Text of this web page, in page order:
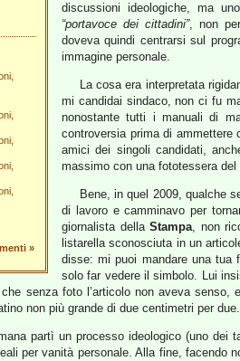
»
discussioni ideologiche, ma
“portavoce dei cittadini”, non
doveva quindi centrarsi sul
immagine personale.
La cosa era interpretata
mi candidai sindaco, non ci fu
nonostante tutti i manuali di
controversia prima di
amici dei singoli candidati,
massimo con una fototessera del
Bene, in quel 2009, qualche
di lavoro e camminavo per
giornalista dellaStampa, non
listarella sconosciuta in un
disse: mi puoi mandare una tua
solo far vedere il simbolo. Lui
senza foto l’articolo non aveva
non più grande di due centimetri per due.
partì un processo ideologico (uno dei
per vanità personale. Alla fine, facendo